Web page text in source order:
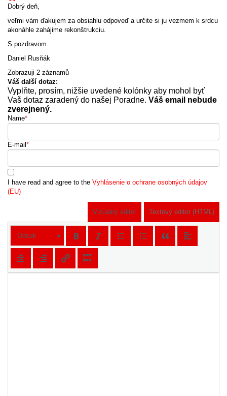
Dobrý deň,
veľmi vám ďakujem za obsiahlu odpoveď a určite si ju vezmem k srdcu
akonáhle zahájime rekonštrukciu.
S pozdravom
Daniel Rusňák
Zobrazuji 2 záznamů
Váš další dotaz:
Vyplňte, prosím, nižšie uvedené kolónky aby mohol byť
Vaš dotaz zaradený do našej Poradne. Váš email nebude
zverejnený.
Name*
E-mail *
I have read and agree to the Vyhlásenie o ochrane osobných údajov
(EU)
Vizuálny editor Textový editor (HTML)
Odsek